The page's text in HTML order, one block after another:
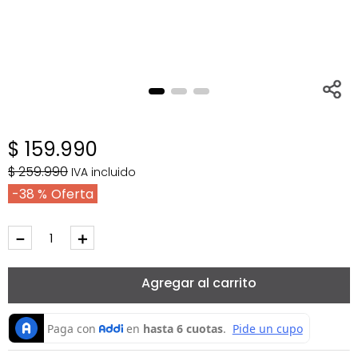
$ 159.990
$259.990 IVA incluido
38 %
＋
－
Agregar al carrito